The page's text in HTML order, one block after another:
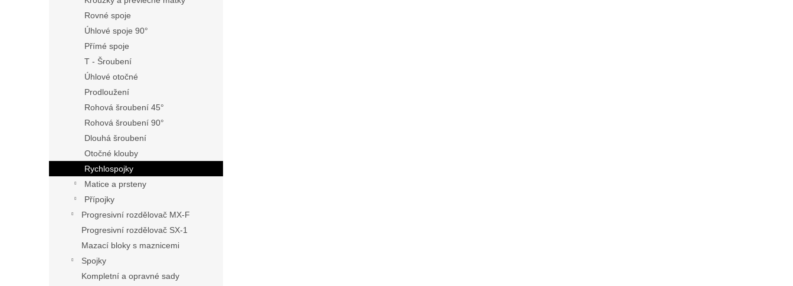
Rovné spoje
Úhlové spoje 90°
Přímé spoje
T - Šroubení
Úhlové otočné
Prodloužení
Rohová šroubení 45°
Rohová šroubení 90°
Dlouhá šroubení
Otočné klouby
Rychlospojky
Matice a prsteny
Přípojky
Progresivní rozdělovač MX-F
Progresivní rozdělovač SX-1
Mazací bloky s maznicemi
Spojky
Kompletní a opravné sady